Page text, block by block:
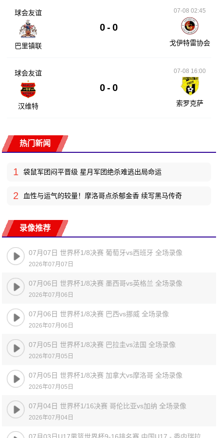
球会友谊
巴里镇联
0 - 0
07-08 02:45
戈伊特雷协会
球会友谊
汉维特
0 - 0
07-08 16:00
索罗克萨
热门新闻
1 袋鼠军团闷平晋级 星月军团绝杀难逃出局命运
2 血性与运气的较量！摩洛哥点杀郁金香 续写黑马传奇
录像推荐
07月07日 世界杯1/8决赛 葡萄牙vs西班牙 全场录像
2026年07月07日
07月06日 世界杯1/8决赛 墨西哥vs英格兰 全场录像
2026年07月06日
07月06日 世界杯1/8决赛 巴西vs挪威 全场录像
2026年07月06日
07月05日 世界杯1/8决赛 巴拉圭vs法国 全场录像
2026年07月05日
07月05日 世界杯1/8决赛 加拿大vs摩洛哥 全场录像
2026年07月05日
07月04日 世界杯1/16决赛 哥伦比亚vs加纳 全场录像
2026年07月04日